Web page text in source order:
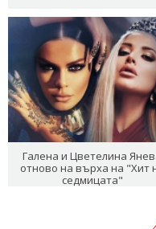
Галена и Цветелина
отново на върха на "Хит
седмицата"